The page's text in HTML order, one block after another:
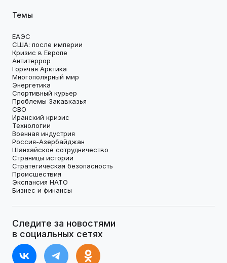
Темы
ЕАЭС
США: после империи
Кризис в Европе
Антитеррор
Горячая Арктика
Многополярный мир
Энергетика
Спортивный курьер
Проблемы Закавказья
СВО
Иранский кризис
Технологии
Военная индустрия
Россия-Азербайджан
Шанхайское сотрудничество
Страницы истории
Стратегическая безопасность
Происшествия
Экспансия НАТО
Бизнес и финансы
Следите за новостями
в социальных сетях